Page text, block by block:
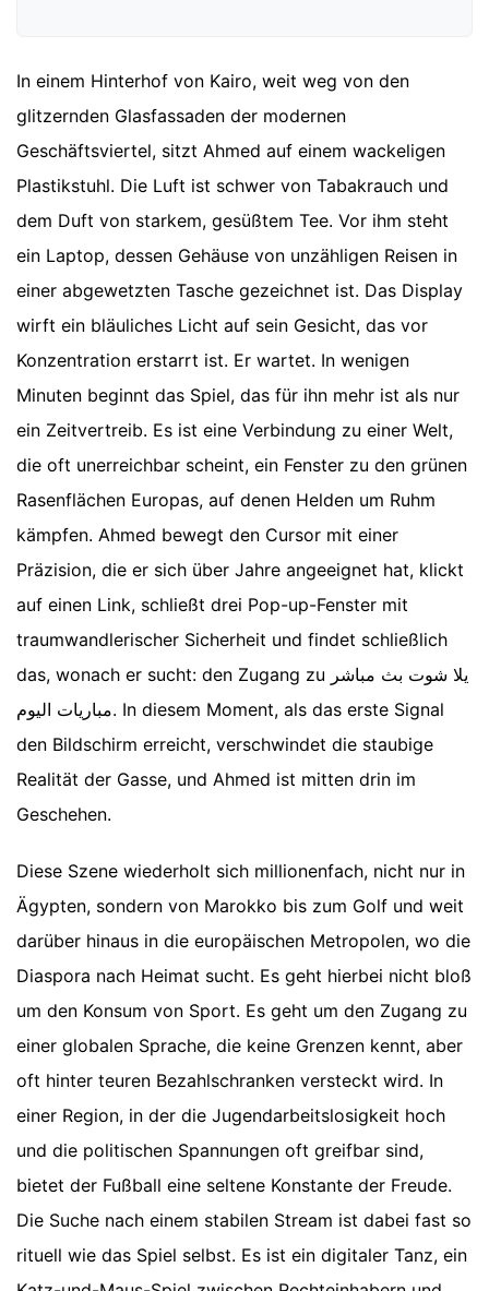
In einem Hinterhof von Kairo, weit weg von den
glitzernden Glasfassaden der modernen
Geschäftsviertel, sitzt Ahmed auf einem wackeligen
Plastikstuhl. Die Luft ist schwer von Tabakrauch und
dem Duft von starkem, gesüßtem Tee. Vor ihm steht
ein Laptop, dessen Gehäuse von unzähligen Reisen in
einer abgewetzten Tasche gezeichnet ist. Das Display
wirft ein bläuliches Licht auf sein Gesicht, das vor
Konzentration erstarrt ist. Er wartet. In wenigen
Minuten beginnt das Spiel, das für ihn mehr ist als nur
ein Zeitvertreib. Es ist eine Verbindung zu einer Welt,
die oft unerreichbar scheint, ein Fenster zu den grünen
Rasenflächen Europas, auf denen Helden um Ruhm
kämpfen. Ahmed bewegt den Cursor mit einer
Präzision, die er sich über Jahre angeeignet hat, klickt
auf einen Link, schließt drei Pop-up-Fenster mit
traumwandlerischer Sicherheit und findet schließlich
das, wonach er sucht: den Zugang zu يلا شوت بث مباشر
مباريات اليوم. In diesem Moment, als das erste Signal
den Bildschirm erreicht, verschwindet die staubige
Realität der Gasse, und Ahmed ist mitten drin im
Geschehen.
Diese Szene wiederholt sich millionenfach, nicht nur in
Ägypten, sondern von Marokko bis zum Golf und weit
darüber hinaus in die europäischen Metropolen, wo die
Diaspora nach Heimat sucht. Es geht hierbei nicht bloß
um den Konsum von Sport. Es geht um den Zugang zu
einer globalen Sprache, die keine Grenzen kennt, aber
oft hinter teuren Bezahlschranken versteckt wird. In
einer Region, in der die Jugendarbeitslosigkeit hoch
und die politischen Spannungen oft greifbar sind,
bietet der Fußball eine seltene Konstante der Freude.
Die Suche nach einem stabilen Stream ist dabei fast so
rituell wie das Spiel selbst. Es ist ein digitaler Tanz, ein